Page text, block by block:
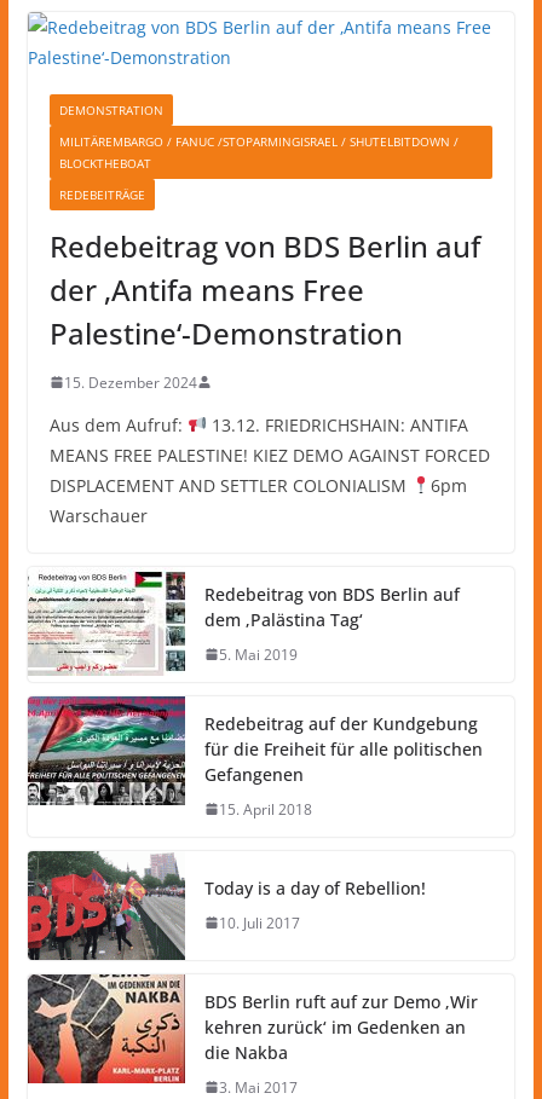
DEMONSTRATION
MILITÄREMBARGO / FANUC /STOPARMINGISRAEL / SHUTELBITDOWN /
BLOCKTHEBOAT
REDEBEITRÄGE
Redebeitrag von BDS Berlin auf
der ‚Antifa means Free
Palestine‘-Demonstration
15. Dezember 2024
Aus dem Aufruf:
13.12. FRIEDRICHSHAIN: ANTIFA
MEANS FREE PALESTINE! KIEZ DEMO AGAINST FORCED
DISPLACEMENT AND SETTLER COLONIALISM
6pm
Warschauer
Redebeitrag von BDS Berlin auf
dem ‚Palästina Tag‘
5. Mai 2019
Redebeitrag auf der Kundgebung
für die Freiheit für alle politischen
Gefangenen
15. April 2018
Today is a day of Rebellion!
10. Juli 2017
BDS Berlin ruft auf zur Demo ‚Wir
kehren zurück‘ im Gedenken an
die Nakba
3. Mai 2017